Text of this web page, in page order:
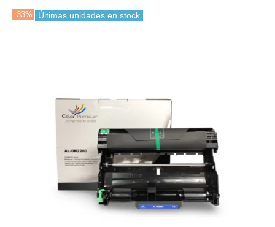
-33% Últimas unidades en stock